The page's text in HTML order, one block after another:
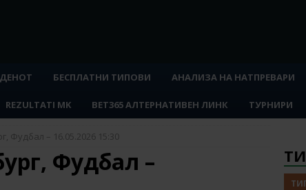
БЕСПЛАТНИ ТИПОВИ АНАЛИЗА НА НАТПРЕВАРИ
REZULTATI MK BET365 АЛТЕРНАТИВЕН ЛИНК ТУРНИРИ
Фудбал – 16.05.2026 15:30
Фудбал –